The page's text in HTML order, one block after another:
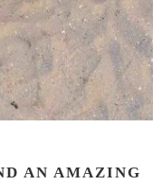
AN AMAZING